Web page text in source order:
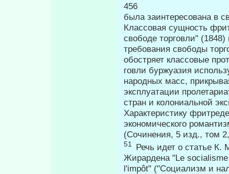
456
была заинтересована в
Классовая сущность
свободе торговли"
требования свободы
обостряет классовые
говли буржуазия
народных масс,
эксплуатации
стран и колониальной
Характеристику
экономического
(Сочинения, 5 изд., том
51 Речь идет о статье К.
Жирардена "Le
l'impôt" ("Социализм и